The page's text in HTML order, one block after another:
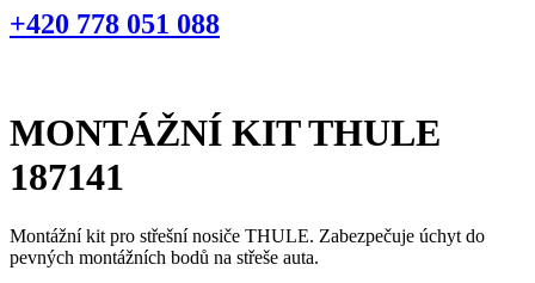
+420 778 051 088
MONTÁŽNÍ KIT THULE
187141
Montážní kit pro střešní nosiče THULE. Zabezpečuje úchyt do
pevných montážních bodů na střeše auta.